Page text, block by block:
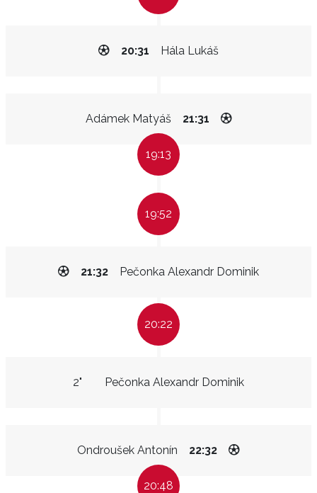
Hála Lukáš
20:31
Adámek Matyáš 21:31
19:13
19:52
Pečonka Alexandr Dominik
21:32
20:22
Pečonka Alexandr Dominik
2"
Ondroušek Antonín 22:32
20:48